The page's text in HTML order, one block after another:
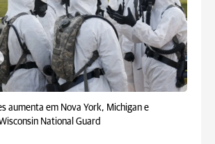
aumenta em Nova York, Michigan e
National Guard